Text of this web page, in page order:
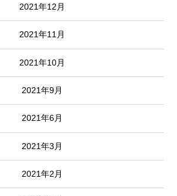
2021年12月
2021年11月
2021年10月
2021年9月
2021年6月
2021年3月
2021年2月